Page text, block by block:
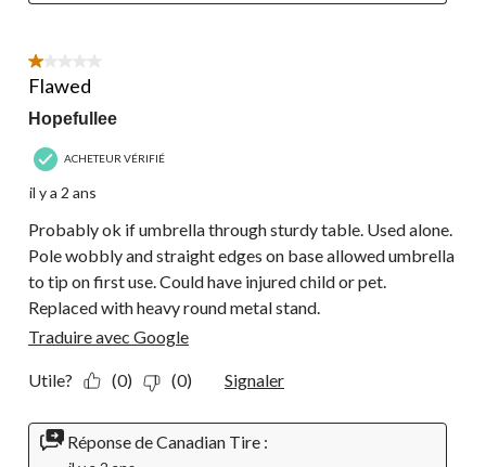
1 étoile(s) sur 5.
Flawed
Hopefullee
ACHETEUR VÉRIFIÉ
il y a 2 ans
Probably ok if umbrella through sturdy table. Used alone.
Pole wobbly and straight edges on base allowed umbrella
to tip on first use. Could have injured child or pet.
Replaced with heavy round metal stand.
Traduire avec Google
Utile? (0) (0) Signaler
Réponse de Canadian Tire :